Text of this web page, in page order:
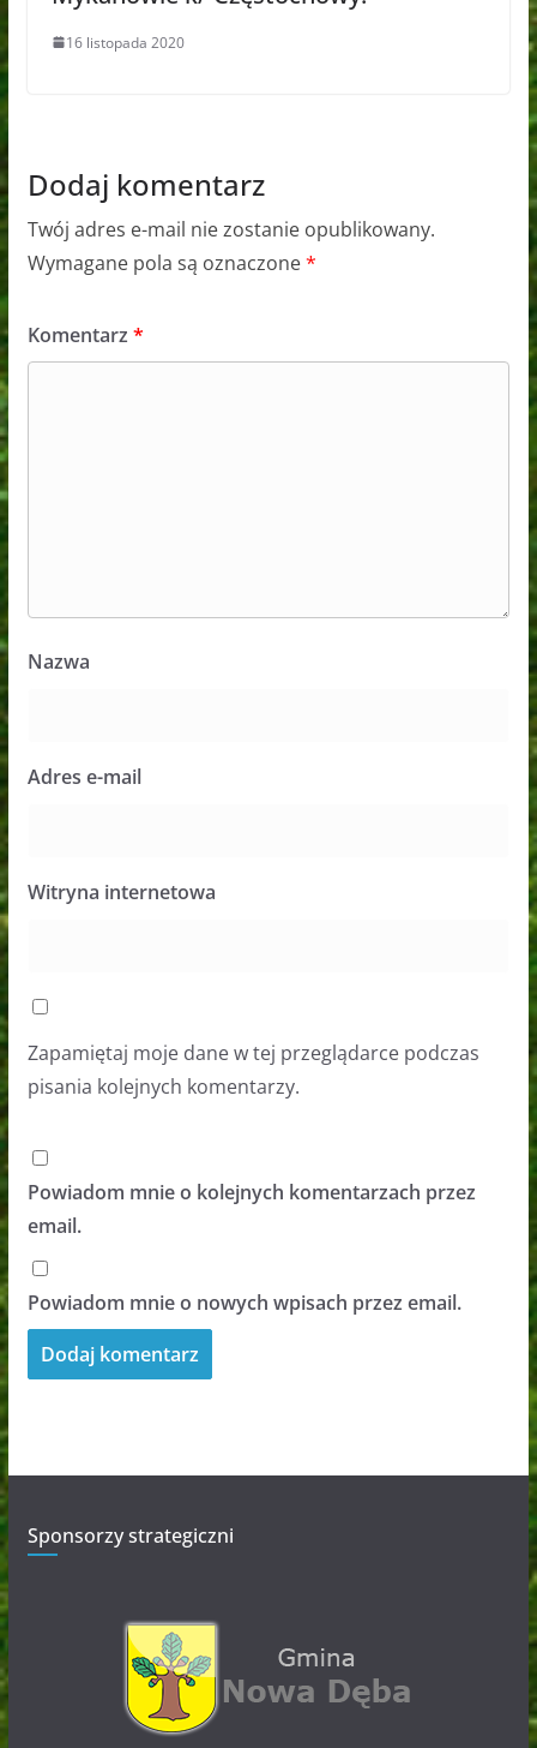
16 listopada 2020
Dodaj komentarz
Twój adres e-mail nie zostanie opublikowany.
Wymagane pola są oznaczone*
Komentarz *
Nazwa
Adres e-mail
Witryna internetowa
Zapamiętaj moje dane w tej przeglądarce podczas
pisania kolejnych komentarzy.
Powiadom mnie o kolejnych komentarzach przez
email.
Powiadom mnie o nowych wpisach przez email.
Sponsorzy strategiczni